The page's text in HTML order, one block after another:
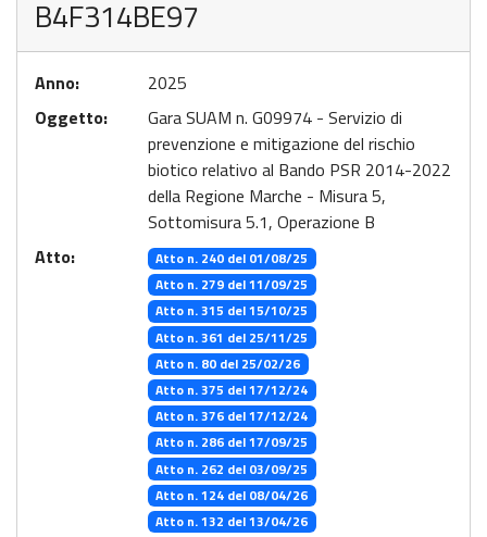
B4F314BE97
Anno:
2025
Oggetto:
Gara SUAM n. G09974 - Servizio di
prevenzione e mitigazione del rischio
biotico relativo al Bando PSR 2014-2022
della Regione Marche - Misura 5,
Sottomisura 5.1, Operazione B
Atto:
Atto n. 240 del 01/08/25
Atto n. 279 del 11/09/25
Atto n. 315 del 15/10/25
Atto n. 361 del 25/11/25
Atto n. 80 del 25/02/26
Atto n. 375 del 17/12/24
Atto n. 376 del 17/12/24
Atto n. 286 del 17/09/25
Atto n. 262 del 03/09/25
Atto n. 124 del 08/04/26
Atto n. 132 del 13/04/26